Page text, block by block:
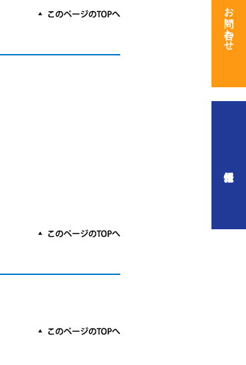
お問い合わせ